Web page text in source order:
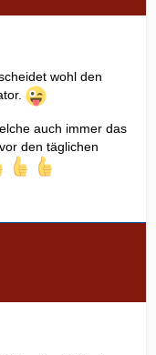
wohl den
auch immer das
den täglichen